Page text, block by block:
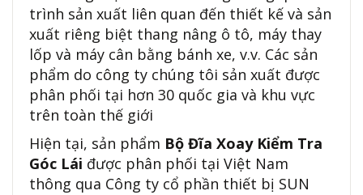
trình sản xuất liên quan đến thiết kế và sản
xuất riêng biệt thang nâng ô tô, máy thay
lốp và máy cân bằng bánh xe, v.v. Các sản
phẩm do công ty chúng tôi sản xuất được
phân phối tại hơn 30 quốc gia và khu vực
trên toàn thế giới
Hiện tại, sản phẩm Bộ Đĩa Xoay Kiểm Tra
Góc Lái được phân phối tại Việt Nam
thông qua Công ty cổ phần thiết bị SUN